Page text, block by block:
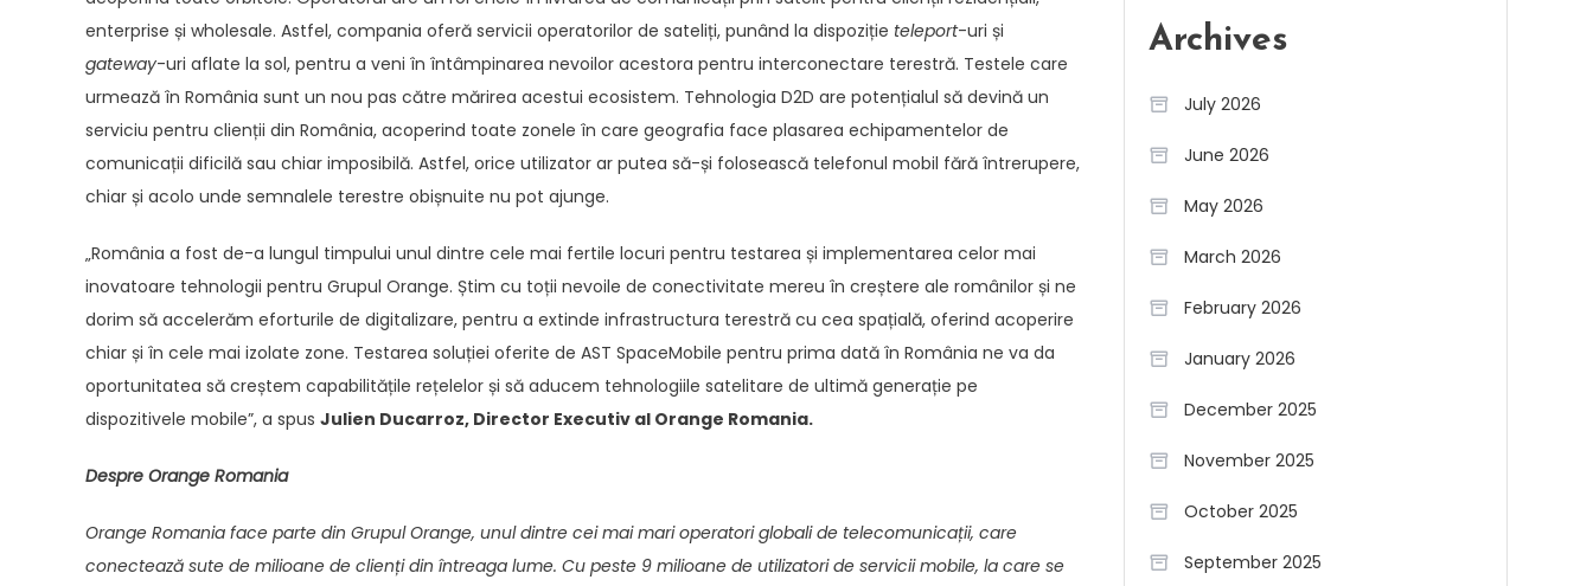
enterprise și wholesale. Astfel, compania oferă servicii operatorilor de sateliți, punând la dispoziție teleport-uri și
gateway-uri aflate la sol, pentru a veni în întâmpinarea nevoilor acestora pentru interconectare terestră. Testele care
urmează în România sunt un nou pas către mărirea acestui ecosistem. Tehnologia D2D are potențialul să devină un
serviciu pentru clienții din România, acoperind toate zonele în care geografia face plasarea echipamentelor de
comunicații dificilă sau chiar imposibilă. Astfel, orice utilizator ar putea să-și folosească telefonul mobil fără întrerupere,
chiar și acolo unde semnalele terestre obișnuite nu pot ajunge.
„România a fost de-a lungul timpului unul dintre cele mai fertile locuri pentru testarea și implementarea celor mai
inovatoare tehnologii pentru Grupul Orange. Știm cu toții nevoile de conectivitate mereu în creștere ale românilor și ne
dorim să accelerăm eforturile de digitalizare, pentru a extinde infrastructura terestră cu cea spațială, oferind acoperire
chiar și în cele mai izolate zone. Testarea soluției oferite de AST SpaceMobile pentru prima dată în România ne va da
oportunitatea să creștem capabilitățile rețelelor și să aducem tehnologiile satelitare de ultimă generație pe
dispozitivele mobile”, a spus Julien Ducarroz, Director Executiv al Orange Romania.
Despre Orange Romania
Orange Romania face parte din Grupul Orange, unul dintre cei mai mari operatori globali de telecomunicații, care
conectează sute de milioane de clienți din întreaga lume. Cu peste 9 milioane de utilizatori de servicii mobile, la care se
Archives
July 2026
June 2026
May 2026
March 2026
February 2026
January 2026
December 2025
November 2025
October 2025
September 2025